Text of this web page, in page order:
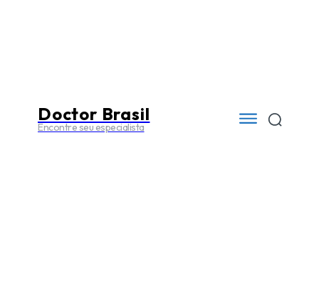
Doctor Brasil
Encontre seu especialista